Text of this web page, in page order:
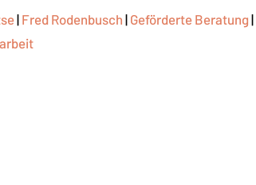
| Fred Rodenbusch | Geförderte Beratung |